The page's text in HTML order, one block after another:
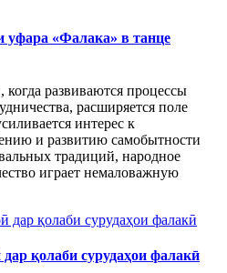
уфара «Фалака» в танце
когда развиваются процессы
расширяется поле
интерес к
и развитию самобытности
традиций, народное
играет немаловажную
қолаби сурудаҳои фалакӣ